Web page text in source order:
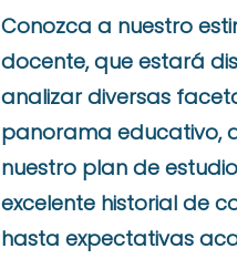
Conozca a nuestro
docente, que estará
analizar diversas
panorama educativo,
nuestro plan de
excelente historial de
hasta expectativas